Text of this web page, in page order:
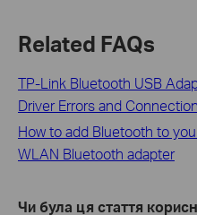
Related FAQs
TP-Link Bluetooth USB
Driver Errors and
How to add Bluetooth to
WLAN Bluetooth adapter
Чи була ця стаття